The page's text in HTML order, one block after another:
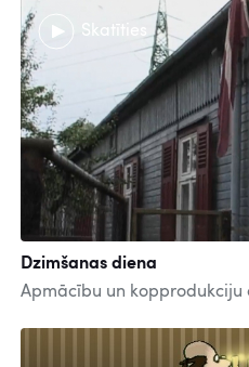
Skatīties
Dzimšanas diena
Apmācību un kopprodukciju